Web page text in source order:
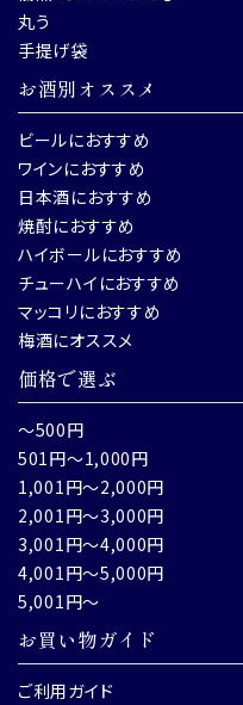
丸う
手提げ袋
お酒別オススメ
ビールにおすすめ
ワインにおすすめ
日本酒におすすめ
焼酎におすすめ
ハイボールにおすすめ
チューハイにおすすめ
マッコリにおすすめ
梅酒にオススメ
価格で選ぶ
～500円
501円～1,000円
1,001円～2,000円
2,001円～3,000円
3,001円～4,000円
4,001円～5,000円
5,001円～
お買い物ガイド
ご利用ガイド